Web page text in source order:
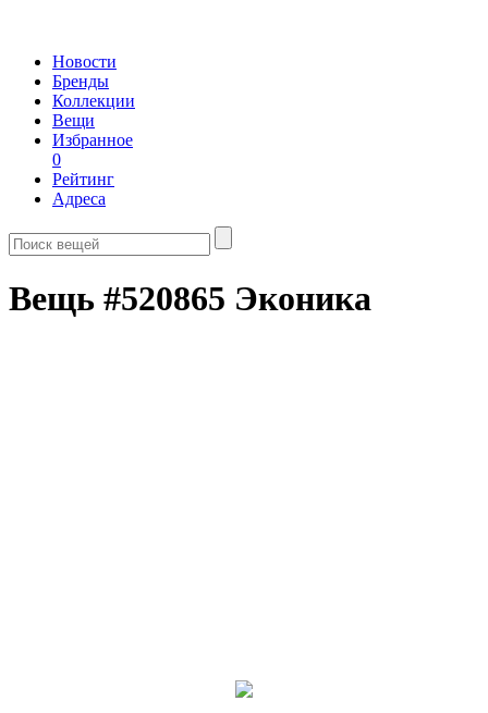
Новости
Бренды
Коллекции
Вещи
Избранное
0
Рейтинг
Адреса
Вещь #520865 Эконика